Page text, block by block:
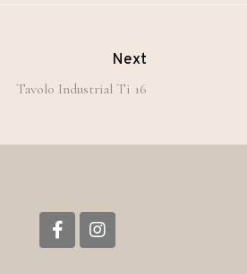
Next
Tavolo Industrial Ti 16